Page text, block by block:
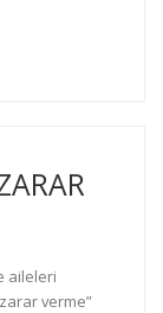
aileleri
verme”